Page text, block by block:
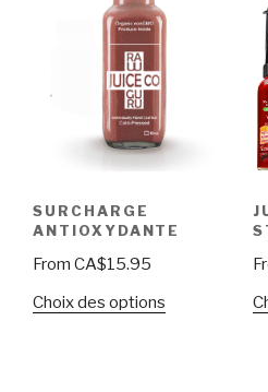
SURCHARGE
ANTIOXYDANTE
From CA$15.95
Choix des options